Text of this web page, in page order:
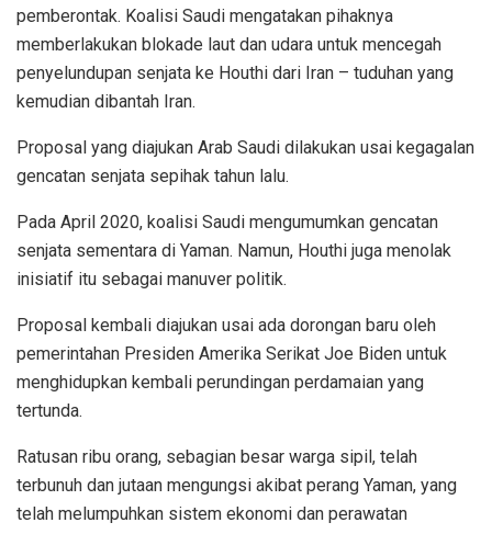
pemberontak. Koalisi Saudi mengatakan pihaknya
memberlakukan blokade laut dan udara untuk mencegah
penyelundupan senjata ke Houthi dari Iran – tuduhan yang
kemudian dibantah Iran.
Proposal yang diajukan Arab Saudi dilakukan usai kegagalan
gencatan senjata sepihak tahun lalu.
Pada April 2020, koalisi Saudi mengumumkan gencatan
senjata sementara di Yaman. Namun, Houthi juga menolak
inisiatif itu sebagai manuver politik.
Proposal kembali diajukan usai ada dorongan baru oleh
pemerintahan Presiden Amerika Serikat Joe Biden untuk
menghidupkan kembali perundingan perdamaian yang
tertunda.
Ratusan ribu orang, sebagian besar warga sipil, telah
terbunuh dan jutaan mengungsi akibat perang Yaman, yang
telah melumpuhkan sistem ekonomi dan perawatan